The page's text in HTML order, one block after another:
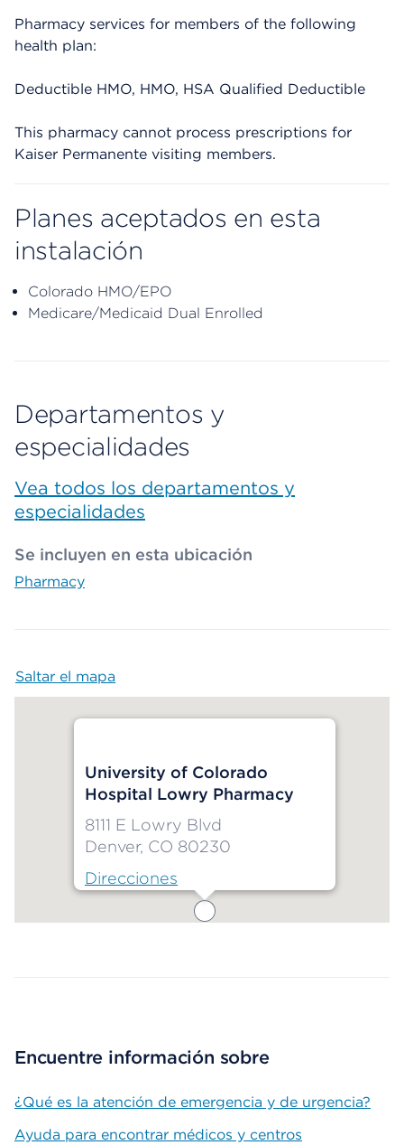
Pharmacy services for members of the following
health plan:
Deductible HMO, HMO, HSA Qualified Deductible
This pharmacy cannot process prescriptions for
Kaiser Permanente visiting members.
Planes aceptados en esta
instalación
Colorado HMO/EPO
Medicare/Medicaid Dual Enrolled
Departamentos y
especialidades
Vea todos los departamentos y
especialidades
Se incluyen en esta ubicación
Pharmacy
Saltar el mapa
University of Colorado
Hospital Lowry Pharmacy
8111 E Lowry Blvd
Denver, CO 80230
Direcciones
Encuentre información sobre
¿Qué es la atención de emergencia y de urgencia?
Ayuda para encontrar médicos y centros